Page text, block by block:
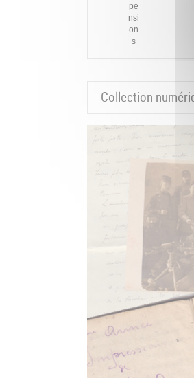
Collection